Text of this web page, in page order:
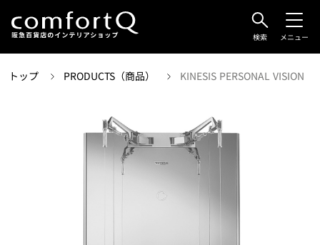
検索 メニュー
トップ PRODUCTS（商品） KINESIS PERSONAL VISION